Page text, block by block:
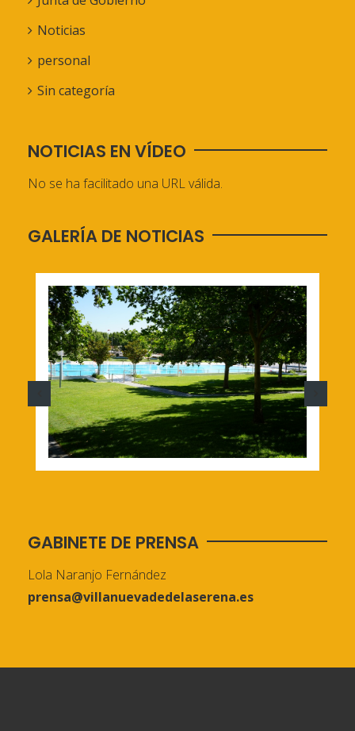
Noticias
personal
Sin categoría
NOTICIAS EN VÍDEO
No se ha facilitado una URL válida.
GALERÍA DE NOTICIAS
GABINETE DE PRENSA
Lola Naranjo Fernández
prensa@villanuevadedelaserena.es